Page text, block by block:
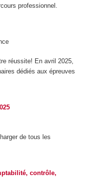
professionnel.
réussite! En avril 2025,
dédiés aux épreuves
de tous les
contrôle,